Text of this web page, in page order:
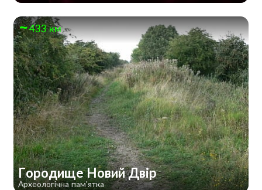
433 км
Городище Новий Двір
Археологічна пам'ятка